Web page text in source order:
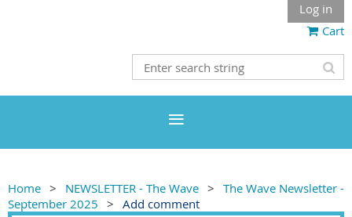
Log in
Cart
Home NEWSLETTER - The Wave
The Wave Newsletter -
September 2025
Add comment